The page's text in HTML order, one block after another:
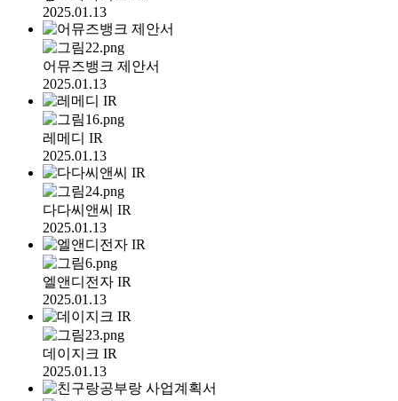
2025.01.13
어뮤즈뱅크 제안서
2025.01.13
레메디 IR
2025.01.13
다다씨앤씨 IR
2025.01.13
엘앤디전자 IR
2025.01.13
데이지크 IR
2025.01.13